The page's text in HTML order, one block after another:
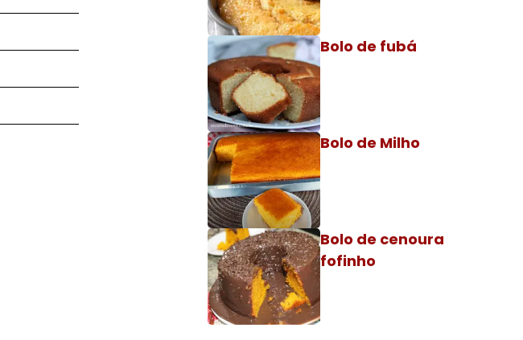
Bolo de fubá
Bolo de Milho
Bolo de cenoura
fofinho